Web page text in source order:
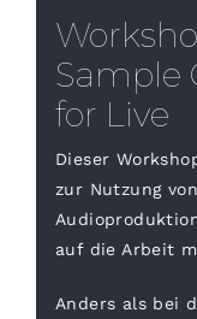
Sample
for Live
Dieser
zur Nutzung von
auf die Arbeit
Anders als bei